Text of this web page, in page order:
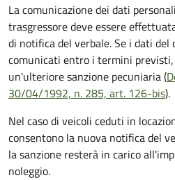
La comunicazione dei dati
trasgressore deve essere
di notifica del verbale.Se i dati del
comunicati entro i termini
un'ulteriore sanzione pecuniaria (
30/04/1992, n. 285, art. 126-bis).
Nel caso di veicoli ceduti in
consentono la nuova notifica del
la sanzione resterà in carico
noleggio.